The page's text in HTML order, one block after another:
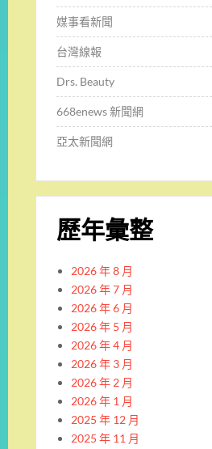
媒事看新聞
台灣線報
Drs. Beauty
668enews 新聞網
亞太新聞網
歷年彙整
2026 年 8 月
2026 年 7 月
2026 年 6 月
2026 年 5 月
2026 年 4 月
2026 年 3 月
2026 年 2 月
2026 年 1 月
2025 年 12 月
2025 年 11 月